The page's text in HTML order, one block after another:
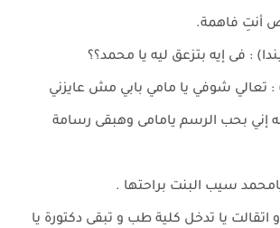
أنتِ فاهمة.
: فى إيه بتزعق ليه يا محمد؟؟
: تعالي شوفي يا مامي بابي مش عايزني
إني بحب الرسم يامامى وهبقى رسامة
سيب البنت براحتها .
يا تدخل كلية طب و تبقى دكتورة يا